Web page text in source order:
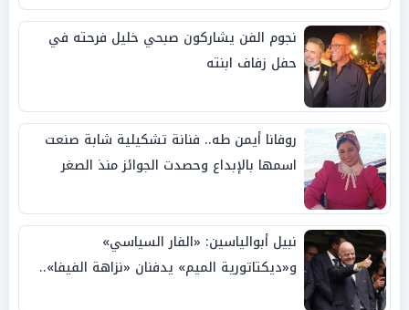
نجوم الفن يشاركون صبحي خليل فرحته في
حفل زفاف ابنته
روفانا أيمن طه.. فنانة تشكيلية شابة صنعت
اسمها بالإبداع وحصدت الجوائز منذ الصغر
نبيل أبوالياسين: «الفار السياسي»
و«ديكتاتورية الميم» يدفنان «نزاهة الفيفا»..